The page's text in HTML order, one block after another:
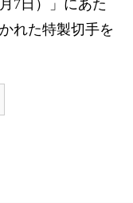
7日）」にあた
れた特製切手を